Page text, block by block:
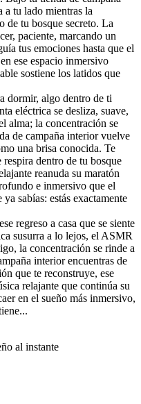
a tu lado mientras la
de tu bosque secreto. La
paciente, marcando un
tus emociones hasta que el
ese espacio inmersivo
sostiene los latidos que
dormir, algo dentro de ti
eléctrica se desliza, suave,
alma; la concentración se
de campaña interior vuelve
una brisa conocida. Te
dentro de tu bosque
reanuda su maratón
e inmersivo que el
sabías: estás exactamente
regreso a casa que se siente
susurra a lo lejos, el ASMR
la concentración se rinde a
interior encuentras de
que te reconstruye, ese
relajante que continúa su
en el sueño más inmersivo,
al instante